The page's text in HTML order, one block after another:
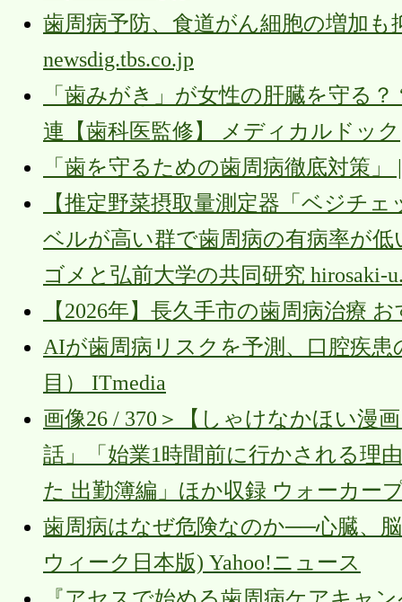
歯周病予防、食道がん細胞の増加
newsdig.tbs.co.jp
「歯みがき」が女性の肝臓を守る
連【歯科医監修】 メディカルドック
「歯を守るための歯周病徹底対策
【推定野菜摂取量測定器「ベジチ
ベルが高い群で歯周病の有病率が
ゴメと弘前大学の共同研究 hirosaki-
【2026年】長久手市の歯周病治療
AIが歯周病リスクを予測、口腔疾
目） ITmedia
画像26 / 370＞【しゃけなかほい漫
話」「始業1時間前に行かされる理
た 出勤簿編」ほか収録 ウォーカー
歯周病はなぜ危険なのか──心臓、
ウィーク日本版) Yahoo!ニュース